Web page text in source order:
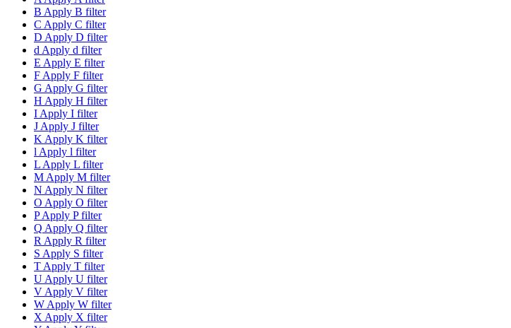
B Apply B filter
C Apply C filter
D Apply D filter
d Apply d filter
E Apply E filter
F Apply F filter
G Apply G filter
H Apply H filter
I Apply I filter
J Apply J filter
K Apply K filter
l Apply l filter
L Apply L filter
M Apply M filter
N Apply N filter
O Apply O filter
PApply P filter
Q Apply Q filter
R Apply R filter
S Apply S filter
T Apply T filter
U Apply U filter
V Apply V filter
W Apply W filter
X Apply X filter